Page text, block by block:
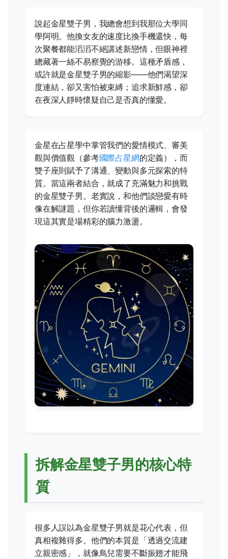
說起金星雙子男，我總會想到我那位大學同
學阿明。他換女友的速度比換手機還快，每
次聚餐都能滔滔不絕講述新戀情，但眼神裡
總藏著一絲不易察覺的游移。這種矛盾感，
或許就是金星雙子男的縮影——他們渴望深
度連結，卻又害怕被束縛；追求新鮮感，卻
在夜深人靜時懷疑自己是否真的懂愛。
金星在占星學中掌管我們的愛情模式、審美
觀與價值觀（參考國際占星網的定義），而
雙子座則賦予了溝通、變動與多元探索的特
質。當這兩者結合，就成了充滿魅力和挑戰
的金星雙子男。老實說，和他們談戀愛有時
像在解謎題，但你若讀懂背後的邏輯，會發
現這其實是場精彩的腦力激盪。
拆解金星雙子男的核心特
質
很多人誤以為金星雙子男就是花心代表，但
真相複雜得多。他們的本質是「透過交流建
立親密感」，就像鳥兒需要不斷振翅才能飛